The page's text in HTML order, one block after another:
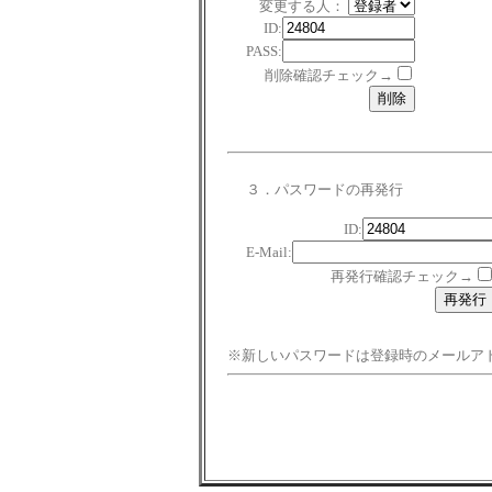
変更する人：
ID:
PASS:
削除確認チェック→
３．パスワードの再発行
ID:
E-Mail:
再発行確認チェック→
※新しいパスワードは登録時のメールア